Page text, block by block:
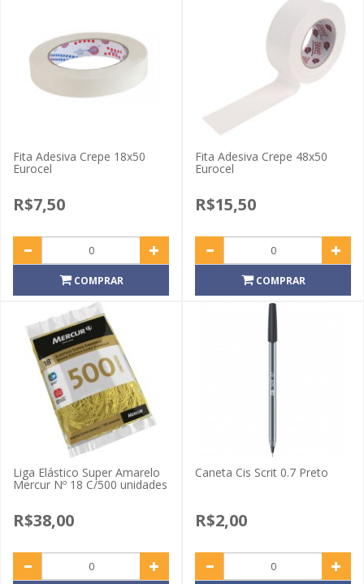
Fita Adesiva Crepe 18x50
Eurocel
R$7,50
COMPRAR
Fita Adesiva Crepe 48x50
Eurocel
R$15,50
COMPRAR
Liga Elástico Super Amarelo
Mercur Nº 18 C/500 unidades
R$38,00
Caneta Cis Scrit 0.7 Preto
R$2,00